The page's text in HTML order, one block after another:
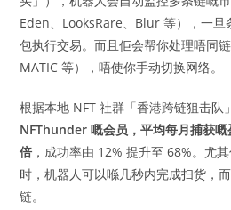
Eden、LooksRare、Blur 等），一旦
包执行交易。而且佢会帮你处理唔同链
MATIC 等），唔使你手动切换网络。
根据本地 NFT 社群「香港跨链狙击队
NFThunder 嘅会员，平均每月捕获
倍 ，成功率由 12% 提升至 68%。尤
时，机器人可以喺几秒内完成扫货，
链。